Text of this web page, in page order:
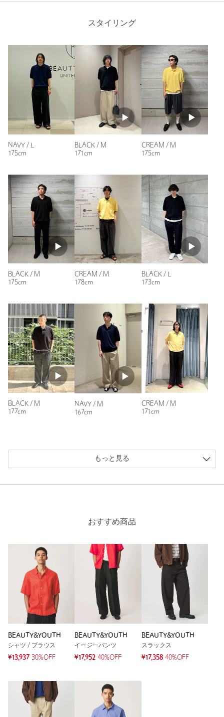
商品詳細
注文キャンセル 対象商品
返品等について
対象外商品 裾上げについて
カテゴリー トップス | ポロシャツ
サイズ S M L XL
素材 COTTON100％
原産国 中国製
商品番号 1218-1-000022
オトナの普段着としてぴったりの一枚
40代前半
175cm
普段の着用サイズ：
参考になった
※レビューは、個人の主観による感想・体感によるもので、商品の効果や性
もっと見る
スタイリング
NAVY / L
175cm
BLACK / M
171cm
CREAM / M
175cm
BLACK / M
175cm
CREAM / M
178cm
BLACK / L
173cm
BLACK / M
177cm
NAVY / M
167cm
CREAM / M
171cm
もっと見る
おすすめ商品
BEAUTY&YOUTH
シャツ / ブラウス
¥13,937 30%OFF
BEAUTY&YOUTH
イージーパンツ
¥17,952 40%OFF
BEAUTY&YOUTH
スラックス
¥17,358 40%OFF